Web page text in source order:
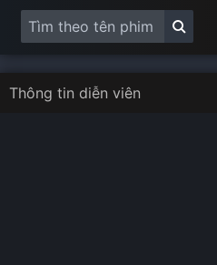
Thông tin diễn viên